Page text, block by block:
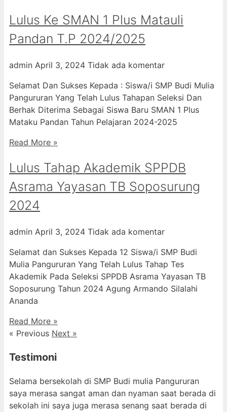
Lulus Ke SMAN 1 Plus Matauli
Pandan T.P 2024/2025
admin April 3, 2024 Tidak ada komentar
Selamat Dan Sukses Kepada : Siswa/i SMP Budi Mulia
Pangururan Yang Telah Lulus Tahapan Seleksi Dan
Berhak Diterima Sebagai Siswa Baru SMAN 1 Plus
Mataku Pandan Tahun Pelajaran 2024-2025
Read More »
Lulus Tahap Akademik SPPDB
Asrama Yayasan TB Soposurung
2024
admin April 3, 2024 Tidak ada komentar
Selamat dan Sukses Kepada 12 Siswa/i SMP Budi
Mulia Pangururan Yang Telah Lulus Tahap Tes
Akademik Pada Seleksi SPPDB Asrama Yayasan TB
Soposurung Tahun 2024 Agung Armando Silalahi
⁠Ananda
Read More »
« Previous Next »
Testimoni
Selama bersekolah di SMP Budi mulia Pangururan
saya merasa sangat aman dan nyaman saat berada di
sekolah ini saya juga merasa senang saat berada di